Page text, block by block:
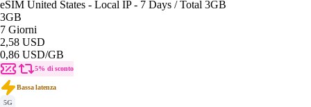
eSIM United States - Local IP - 7 Days / Total 3GB
3GB
7 Giorni
2,58 USD
0,86 USD/GB
5% di sconto
Bassa latenza
5G